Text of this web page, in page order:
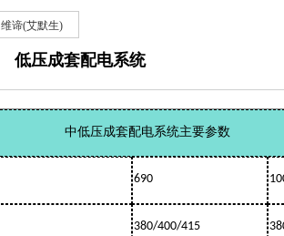
维谛(艾默生)
低压成套配电系统
中低压成套配电系统主要参数
690
380/400/415